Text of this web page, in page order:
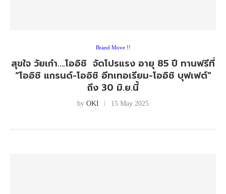
Brand Move !!
สุขใจ วัยเก๋า….โออิชิ จัดโปรแรง อายุ 85 ปี ทานฟรีที่
“โออิชิ แกรนด์-โออิชิ อีทเทอเรียม-โออิชิ บุฟเฟต์”
ถึง 30 มิ.ย.นี้
by OKI 15 May 2025